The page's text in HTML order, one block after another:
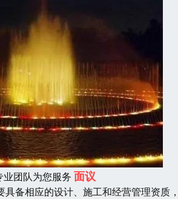
业团队为您服务 面议
具备相应的设计、施工和经营管理资